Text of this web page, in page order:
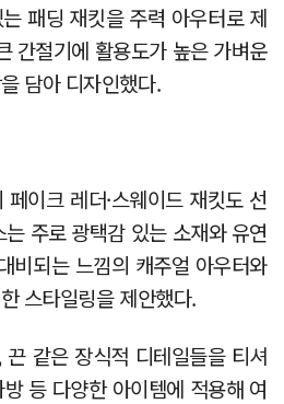
패딩 재킷을 주력 아우터로 제
간절기에 활용도가 높은 가벼운
담아 디자인했다.
이크 레더·스웨이드 재킷도 선
주로 광택감 있는 소재와 유연
비되는 느낌의 캐주얼 아우터와
스타일링을 제안했다.
같은 장식적 디테일들을 티셔
등 다양한 아이템에 적용해 여